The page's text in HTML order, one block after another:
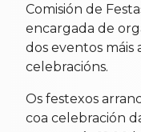
Comisión de
encargada de
dos eventos máis
celebracións.
Os festexos
coa celebración